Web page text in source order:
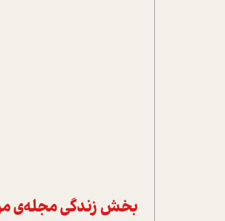
بخش زندگی مجله‌ی